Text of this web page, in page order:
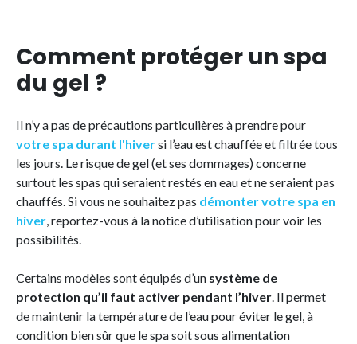
Comment protéger un spa
du gel ?
Il n’y a pas de précautions particulières à prendre pour
votre spa durant l'hiversi l’eau est chauffée et filtrée tous
les jours. Le risque de gel (et ses dommages) concerne
surtout les spas qui seraient restés en eau et ne seraient pas
chauffés. Si vous ne souhaitez pas démonter votre spa en
hiver, reportez-vous à la notice d’utilisation pour voir les
possibilités.
Certains modèles sont équipés d’un système de
protection qu’il faut activer pendant l’hiver. Il permet
de maintenir la température de l’eau pour éviter le gel, à
condition bien sûr que le spa soit sous alimentation